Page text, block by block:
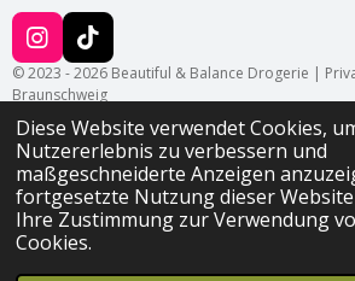
Diese Website verwendet Cookies,
Nutzererlebnis zu verbessern und
maßgeschneiderte Anzeigen
fortgesetzte Nutzung dieser
Ihre Zustimmung zur Verwendung
Cookies.
I
n
s
a
g
r
a
m
T
i
k
T
o
k
© 2023 - 2026 Beautiful & Balance Drogerie |
Braunschweig